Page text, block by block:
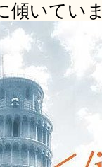
傾いてい